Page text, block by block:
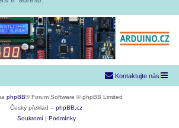
Kontaktujte nás
phpBB® Forum Software © phpBB Limited
Český překlad – phpBB.cz
Soukromí
Podmínky